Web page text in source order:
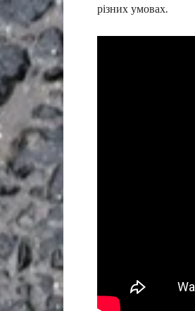
різних умовах.